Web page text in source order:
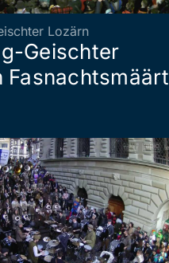
Lozärn
Geischter
Fasnachtsmäärt